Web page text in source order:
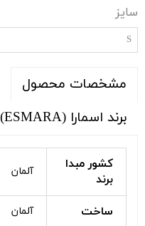
سایز
S
مشخصات محصول
برند اسمارا (ESMARA)
کشور مبدا
برند
آلمان
ساخت آلمان